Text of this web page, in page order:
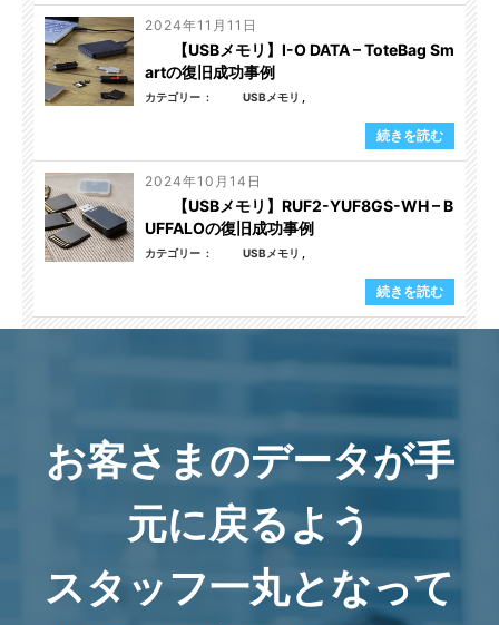
2024年11月11日
【USBメモリ】I-O DATA – ToteBag Sm
artの復旧成功事例
カテゴリー USBメモリ
続きを読む
2024年10月14日
【USBメモリ】RUF2-YUF8GS-WH – B
UFFALOの復旧成功事例
カテゴリー USBメモリ
続きを読む
お客さまのデータが手
元に戻るよう
スタッフ一丸となって